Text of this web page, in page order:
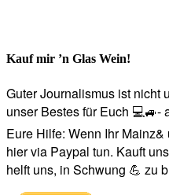
Kauf mir ’n Glas Wein!
Guter Journalismus ist nicht
unser Bestes für Euch 💻🚙-
Eure Hilfe: Wenn Ihr
hier via Paypal tun. Kauft
helft uns, in Schwung 💪 zu